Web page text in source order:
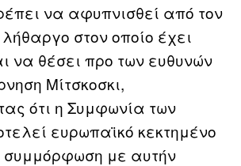
να αφυπνισθεί από τον
στον οποίο έχει
να θέσει προ των ευθυνών
Μίτσκοσκι,
ότι η Συμφωνία των
ευρωπαϊκό κεκτημένο
συμμόρφωση με αυτήν